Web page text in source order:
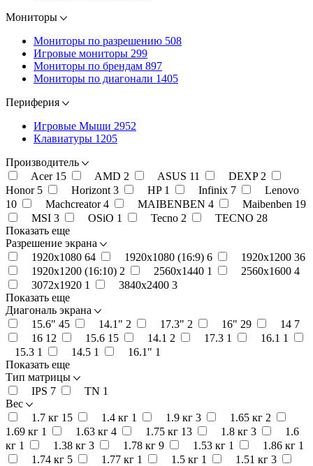
Мониторы
Мониторы по разрешению 508
Игровые мониторы 299
Мониторы по брендам 897
Мониторы по диагонали 1405
Периферия
Игровые Мыши 2952
Клавиатуры 1205
Производитель
Acer 15 AMD 2 ASUS 11 DEXP 2
Honor 5 Horizont 3 HP 1 Infinix 7
Lenovo
10
Machcreator4 MAIBENBEN 4 Maibenben 19
MSI 3 OSiO 1 Tecno 2 TECNO 28
Показать еще
Разрешение экрана
1920x1080 64 1920x1080 (16:9) 6 1920x1200 36
1920x1200 (16:10) 2 2560x1440 1 2560x1600 4
3072x1920 1 3840x2400 3
Показать еще
Диагональ экрана
15.6" 45 14.1" 2 17.3" 2 16" 29 14 7
16 12 15.6 15 14.1 2 17.3 1 16.1 1
15.3 1 14.5 1 16.1" 1
Показать еще
Тип матрицы
IPS 7 TN 1
Вес
1.7 кг 15 1.4 кг 1 1.9 кг 3 1.65 кг 2
1.69 кг 1 1.63 кг 4 1.75 кг 13 1.8 кг 3
1.6
кг 1 1.38 кг 3 1.78 кг 9 1.53 кг 1 1.86 кг 1
1.74 кг 5 1.77 кг 1 1.5 кг 1 1.51 кг 3